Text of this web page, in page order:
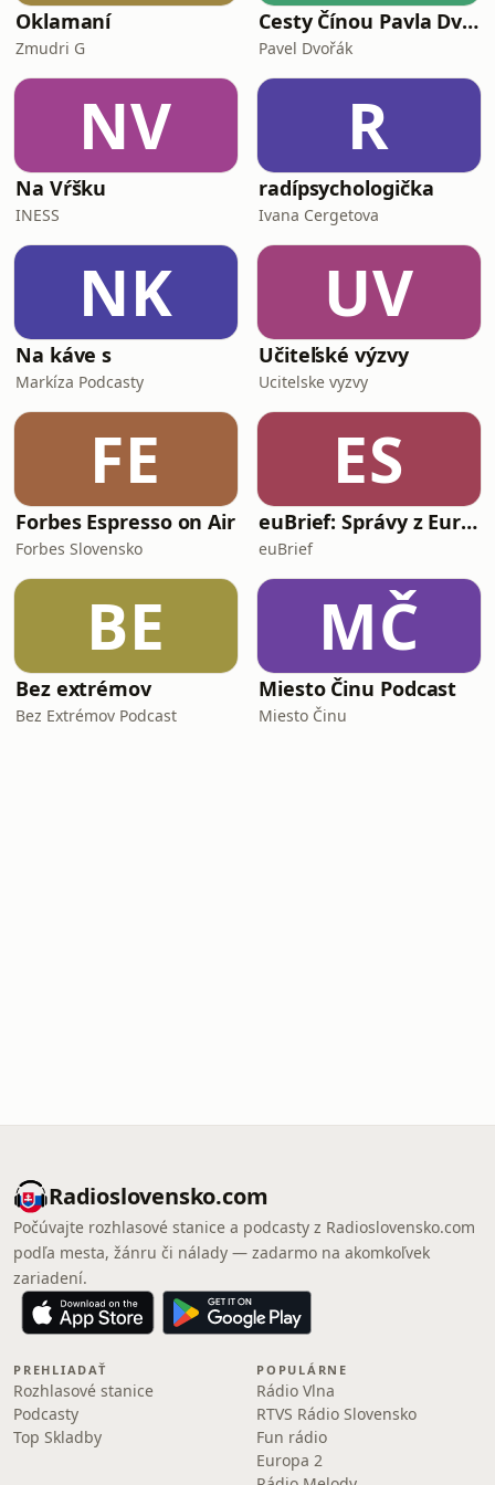
Oklamaní
Zmudri G
Cesty Čínou Pavla Dvořáka
Pavel Dvořák
NV
Na Vŕšku
INESS
R
radípsychologička
Ivana Cergetova
NK
Na káve s
Markíza Podcasty
UV
Učiteľské výzvy
Ucitelske vyzvy
FE
Forbes Espresso on Air
Forbes Slovensko
ES
euBrief: Správy z Európskej únie
euBrief
BE
Bez extrémov
Bez Extrémov Podcast
MČ
Miesto Činu Podcast
Miesto Činu
Radioslovensko.com
Počúvajte rozhlasové stanice a podcasty z Radioslovensko.com
podľa mesta, žánru či nálady — zadarmo na akomkoľvek
zariadení.
PREHLIADAŤ
Rozhlasové stanice
Podcasty
Top Skladby
POPULÁRNE
Rádio Vlna
RTVS Rádio Slovensko
Fun rádio
Europa 2